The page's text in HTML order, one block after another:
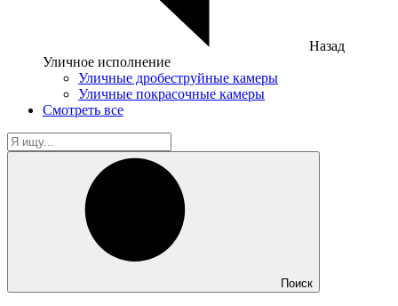
Назад
Уличное исполнение
Уличные дробеструйные камеры
Уличные покрасочные камеры
Смотреть все
Поиск